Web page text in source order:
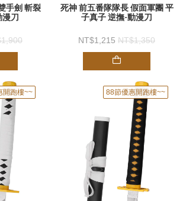
手劍 斬裂
刀
1,900
死神 前五番隊隊長 假面軍團 平
子真子 逆撫-動漫刀
1,215 1,350
開跑樓~~ 88節優惠開跑樓~~